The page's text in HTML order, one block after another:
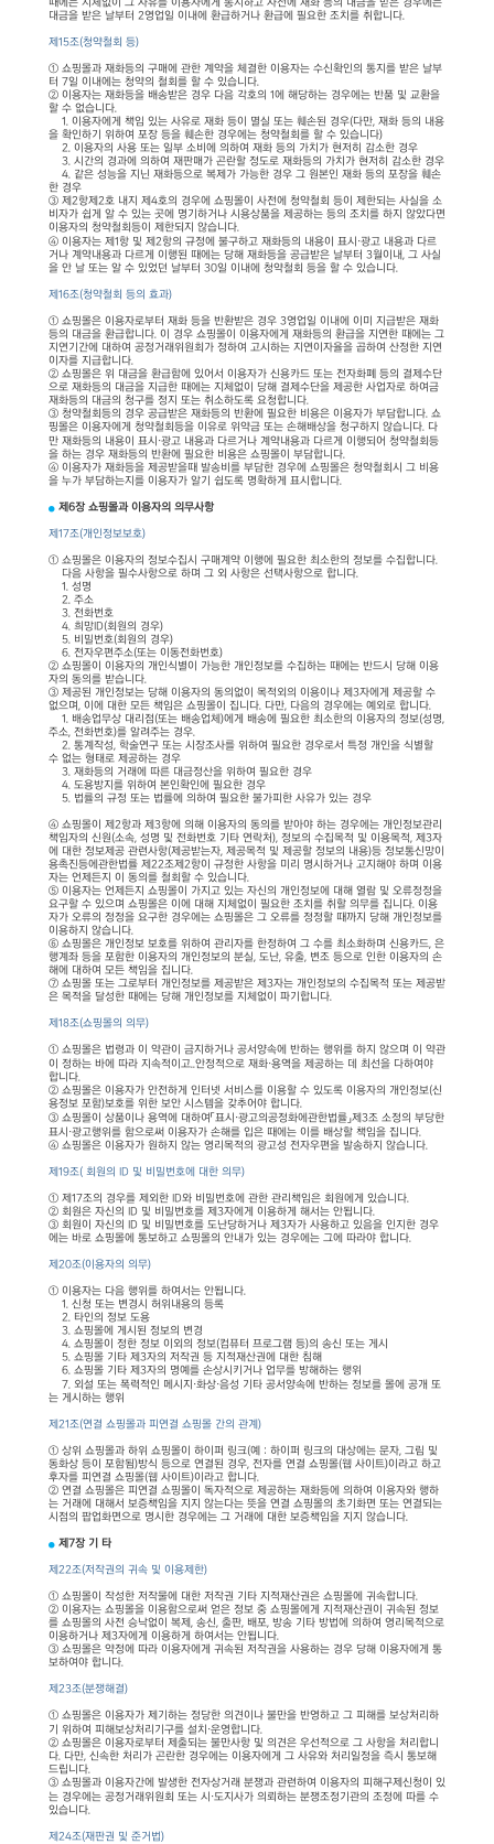
때에는 지체없이 그 사유를 이용자에게 통지하고 사전에 재화 등의 대금을 받은 경우에는
대금을 받은 날부터 2영업일 이내에 환급하거나 환급에 필요한 조치를 취합니다.
제15조(청약철회 등)
① 쇼핑몰과 재화등의 구매에 관한 계약을 체결한 이용자는 수신확인의 통지를 받은 날부
터 7일 이내에는 청약의 철회를 할 수 있습니다.
② 이용자는 재화등을 배송받은 경우 다음 각호의 1에 해당하는 경우에는 반품 및 교환을
할 수 없습니다.
1. 이용자에게 책임 있는 사유로 재화 등이 멸실 또는 훼손된 경우(다만, 재화 등의 내용
을 확인하기 위하여 포장 등을 훼손한 경우에는 청약철회를 할 수 있습니다)
2. 이용자의 사용 또는 일부 소비에 의하여 재화 등의 가치가 현저히 감소한 경우
3. 시간의 경과에 의하여 재판매가 곤란할 정도로 재화등의 가치가 현저히 감소한 경우
4. 같은 성능을 지닌 재화등으로 복제가 가능한 경우 그 원본인 재화 등의 포장을 훼손
한 경우
③ 제2항제2호 내지 제4호의 경우에 쇼핑몰이 사전에 청약철회 등이 제한되는 사실을 소
비자가 쉽게 알 수 있는 곳에 명기하거나 시용상품을 제공하는 등의 조치를 하지 않았다면
이용자의 청약철회등이 제한되지 않습니다.
④ 이용자는 제1항 및 제2항의 규정에 불구하고 재화등의 내용이 표시·광고 내용과 다르
거나 계약내용과 다르게 이행된 때에는 당해 재화등을 공급받은 날부터 3월이내, 그 사실
을 안 날 또는 알 수 있었던 날부터 30일 이내에 청약철회 등을 할 수 있습니다.
제16조(청약철회 등의 효과)
① 쇼핑몰은 이용자로부터 재화 등을 반환받은 경우 3영업일 이내에 이미 지급받은 재화
등의 대금을 환급합니다. 이 경우 쇼핑몰이 이용자에게 재화등의 환급을 지연한 때에는 그
지연기간에 대하여 공정거래위원회가 정하여 고시하는 지연이자율을 곱하여 산정한 지연
이자를 지급합니다.
② 쇼핑몰은 위 대금을 환급함에 있어서 이용자가 신용카드 또는 전자화폐 등의 결제수단
으로 재화등의 대금을 지급한 때에는 지체없이 당해 결제수단을 제공한 사업자로 하여금
재화등의 대금의 청구를 정지 또는 취소하도록 요청합니다.
③ 청약철회등의 경우 공급받은 재화등의 반환에 필요한 비용은 이용자가 부담합니다. 쇼
핑몰은 이용자에게 청약철회등을 이유로 위약금 또는 손해배상을 청구하지 않습니다. 다
만 재화등의 내용이 표시·광고 내용과 다르거나 계약내용과 다르게 이행되어 청약철회등
을 하는 경우 재화등의 반환에 필요한 비용은 쇼핑몰이 부담합니다.
④ 이용자가 재화등을 제공받을때 발송비를 부담한 경우에 쇼핑몰은 청약철회시 그 비용
을 누가 부담하는지를 이용자가 알기 쉽도록 명확하게 표시합니다.
제6장 쇼핑몰과 이용자의 의무사항
제17조(개인정보보호)
① 쇼핑몰은 이용자의 정보수집시 구매계약 이행에 필요한 최소한의 정보를 수집합니다.
다음 사항을 필수사항으로 하며 그 외 사항은 선택사항으로 합니다.
1. 성명
2. 주소
3. 전화번호
4. 희망ID(회원의 경우)
5. 비밀번호(회원의 경우)
6. 전자우편주소(또는 이동전화번호)
② 쇼핑몰이 이용자의 개인식별이 가능한 개인정보를 수집하는 때에는 반드시 당해 이용
자의 동의를 받습니다.
③ 제공된 개인정보는 당해 이용자의 동의없이 목적외의 이용이나 제3자에게 제공할 수
없으며, 이에 대한 모든 책임은 쇼핑몰이 집니다. 다만, 다음의 경우에는 예외로 합니다.
1. 배송업무상 대리점(또는 배송업체)에게 배송에 필요한 최소한의 이용자의 정보(성명,
주소, 전화번호)를 알려주는 경우.
2. 통계작성, 학술연구 또는 시장조사를 위하여 필요한 경우로서 특정 개인을 식별할
수 없는 형태로 제공하는 경우
3. 재화등의 거래에 따른 대금정산을 위하여 필요한 경우
4. 도용방지를 위하여 본인확인에 필요한 경우
5. 법률의 규정 또는 법률에 의하여 필요한 불가피한 사유가 있는 경우
④ 쇼핑몰이 제2항과 제3항에 의해 이용자의 동의를 받아야 하는 경우에는 개인정보관리
책임자의 신원(소속, 성명 및 전화번호 기타 연락처), 정보의 수집목적 및 이용목적, 제3자
에 대한 정보제공 관련사항(제공받는자, 제공목적 및 제공할 정보의 내용)등 정보통신망이
용촉진등에관한법률 제22조제2항이 규정한 사항을 미리 명시하거나 고지해야 하며 이용
자는 언제든지 이 동의를 철회할 수 있습니다.
⑤ 이용자는 언제든지 쇼핑몰이 가지고 있는 자신의 개인정보에 대해 열람 및 오류정정을
요구할 수 있으며 쇼핑몰은 이에 대해 지체없이 필요한 조치를 취할 의무를 집니다. 이용
자가 오류의 정정을 요구한 경우에는 쇼핑몰은 그 오류를 정정할 때까지 당해 개인정보를
이용하지 않습니다.
⑥ 쇼핑몰은 개인정보 보호를 위하여 관리자를 한정하여 그 수를 최소화하며 신용카드, 은
행계좌 등을 포함한 이용자의 개인정보의 분실, 도난, 유출, 변조 등으로 인한 이용자의 손
해에 대하여 모든 책임을 집니다.
⑦ 쇼핑몰 또는 그로부터 개인정보를 제공받은 제3자는 개인정보의 수집목적 또는 제공받
은 목적을 달성한 때에는 당해 개인정보를 지체없이 파기합니다.
제18조(쇼핑몰의 의무)
① 쇼핑몰은 법령과 이 약관이 금지하거나 공서양속에 반하는 행위를 하지 않으며 이 약관
이 정하는 바에 따라 지속적이고..안정적으로 재화·용역을 제공하는 데 최선을 다하여야
합니다.
② 쇼핑몰은 이용자가 안전하게 인터넷 서비스를 이용할 수 있도록 이용자의 개인정보(신
용정보 포함)보호를 위한 보안 시스템을 갖추어야 합니다.
③ 쇼핑몰이 상품이나 용역에 대하여「표시·광고의공정화에관한법률」제3조 소정의 부당한
표시·광고행위를 함으로써 이용자가 손해를 입은 때에는 이를 배상할 책임을 집니다.
④ 쇼핑몰은 이용자가 원하지 않는 영리목적의 광고성 전자우편을 발송하지 않습니다.
제19조( 회원의 ID 및 비밀번호에 대한 의무)
① 제17조의 경우를 제외한 ID와 비밀번호에 관한 관리책임은 회원에게 있습니다.
② 회원은 자신의 ID 및 비밀번호를 제3자에게 이용하게 해서는 안됩니다.
③ 회원이 자신의 ID 및 비밀번호를 도난당하거나 제3자가 사용하고 있음을 인지한 경우
에는 바로 쇼핑몰에 통보하고 쇼핑몰의 안내가 있는 경우에는 그에 따라야 합니다.
제20조(이용자의 의무)
① 이용자는 다음 행위를 하여서는 안됩니다.
1. 신청 또는 변경시 허위내용의 등록
2. 타인의 정보 도용
3. 쇼핑몰에 게시된 정보의 변경
4. 쇼핑몰이 정한 정보 이외의 정보(컴퓨터 프로그램 등)의 송신 또는 게시
5. 쇼핑몰 기타 제3자의 저작권 등 지적재산권에 대한 침해
6. 쇼핑몰 기타 제3자의 명예를 손상시키거나 업무를 방해하는 행위
7. 외설 또는 폭력적인 메시지·화상·음성 기타 공서양속에 반하는 정보를 몰에 공개 또
는 게시하는 행위
제21조(연결 쇼핑몰과 피연결 쇼핑몰 간의 관계)
① 상위 쇼핑몰과 하위 쇼핑몰이 하이퍼 링크(예 : 하이퍼 링크의 대상에는 문자, 그림 및
동화상 등이 포함됨)방식 등으로 연결된 경우, 전자를 연결 쇼핑몰(웹 사이트)이라고 하고
후자를 피연결 쇼핑몰(웹 사이트)이라고 합니다.
② 연결 쇼핑몰은 피연결 쇼핑몰이 독자적으로 제공하는 재화등에 의하여 이용자와 행하
는 거래에 대해서 보증책임을 지지 않는다는 뜻을 연결 쇼핑몰의 초기화면 또는 연결되는
시점의 팝업화면으로 명시한 경우에는 그 거래에 대한 보증책임을 지지 않습니다.
제7장 기 타
제22조(저작권의 귀속 및 이용제한)
① 쇼핑몰이 작성한 저작물에 대한 저작권 기타 지적재산권은 쇼핑몰에 귀속합니다.
② 이용자는 쇼핑몰을 이용함으로써 얻은 정보 중 쇼핑몰에게 지적재산권이 귀속된 정보
를 쇼핑몰의 사전 승낙없이 복제, 송신, 출판, 배포, 방송 기타 방법에 의하여 영리목적으로
이용하거나 제3자에게 이용하게 하여서는 안됩니다.
③ 쇼핑몰은 약정에 따라 이용자에게 귀속된 저작권을 사용하는 경우 당해 이용자에게 통
보하여야 합니다.
제23조(분쟁해결)
① 쇼핑몰은 이용자가 제기하는 정당한 의견이나 불만을 반영하고 그 피해를 보상처리하
기 위하여 피해보상처리기구를 설치·운영합니다.
② 쇼핑몰은 이용자로부터 제출되는 불만사항 및 의견은 우선적으로 그 사항을 처리합니
다. 다만, 신속한 처리가 곤란한 경우에는 이용자에게 그 사유와 처리일정을 즉시 통보해
드립니다.
③ 쇼핑몰과 이용자간에 발생한 전자상거래 분쟁과 관련하여 이용자의 피해구제신청이 있
는 경우에는 공정거래위원회 또는 시·도지사가 의뢰하는 분쟁조정기관의 조정에 따를 수
있습니다.
제24조(재판권 및 준거법)